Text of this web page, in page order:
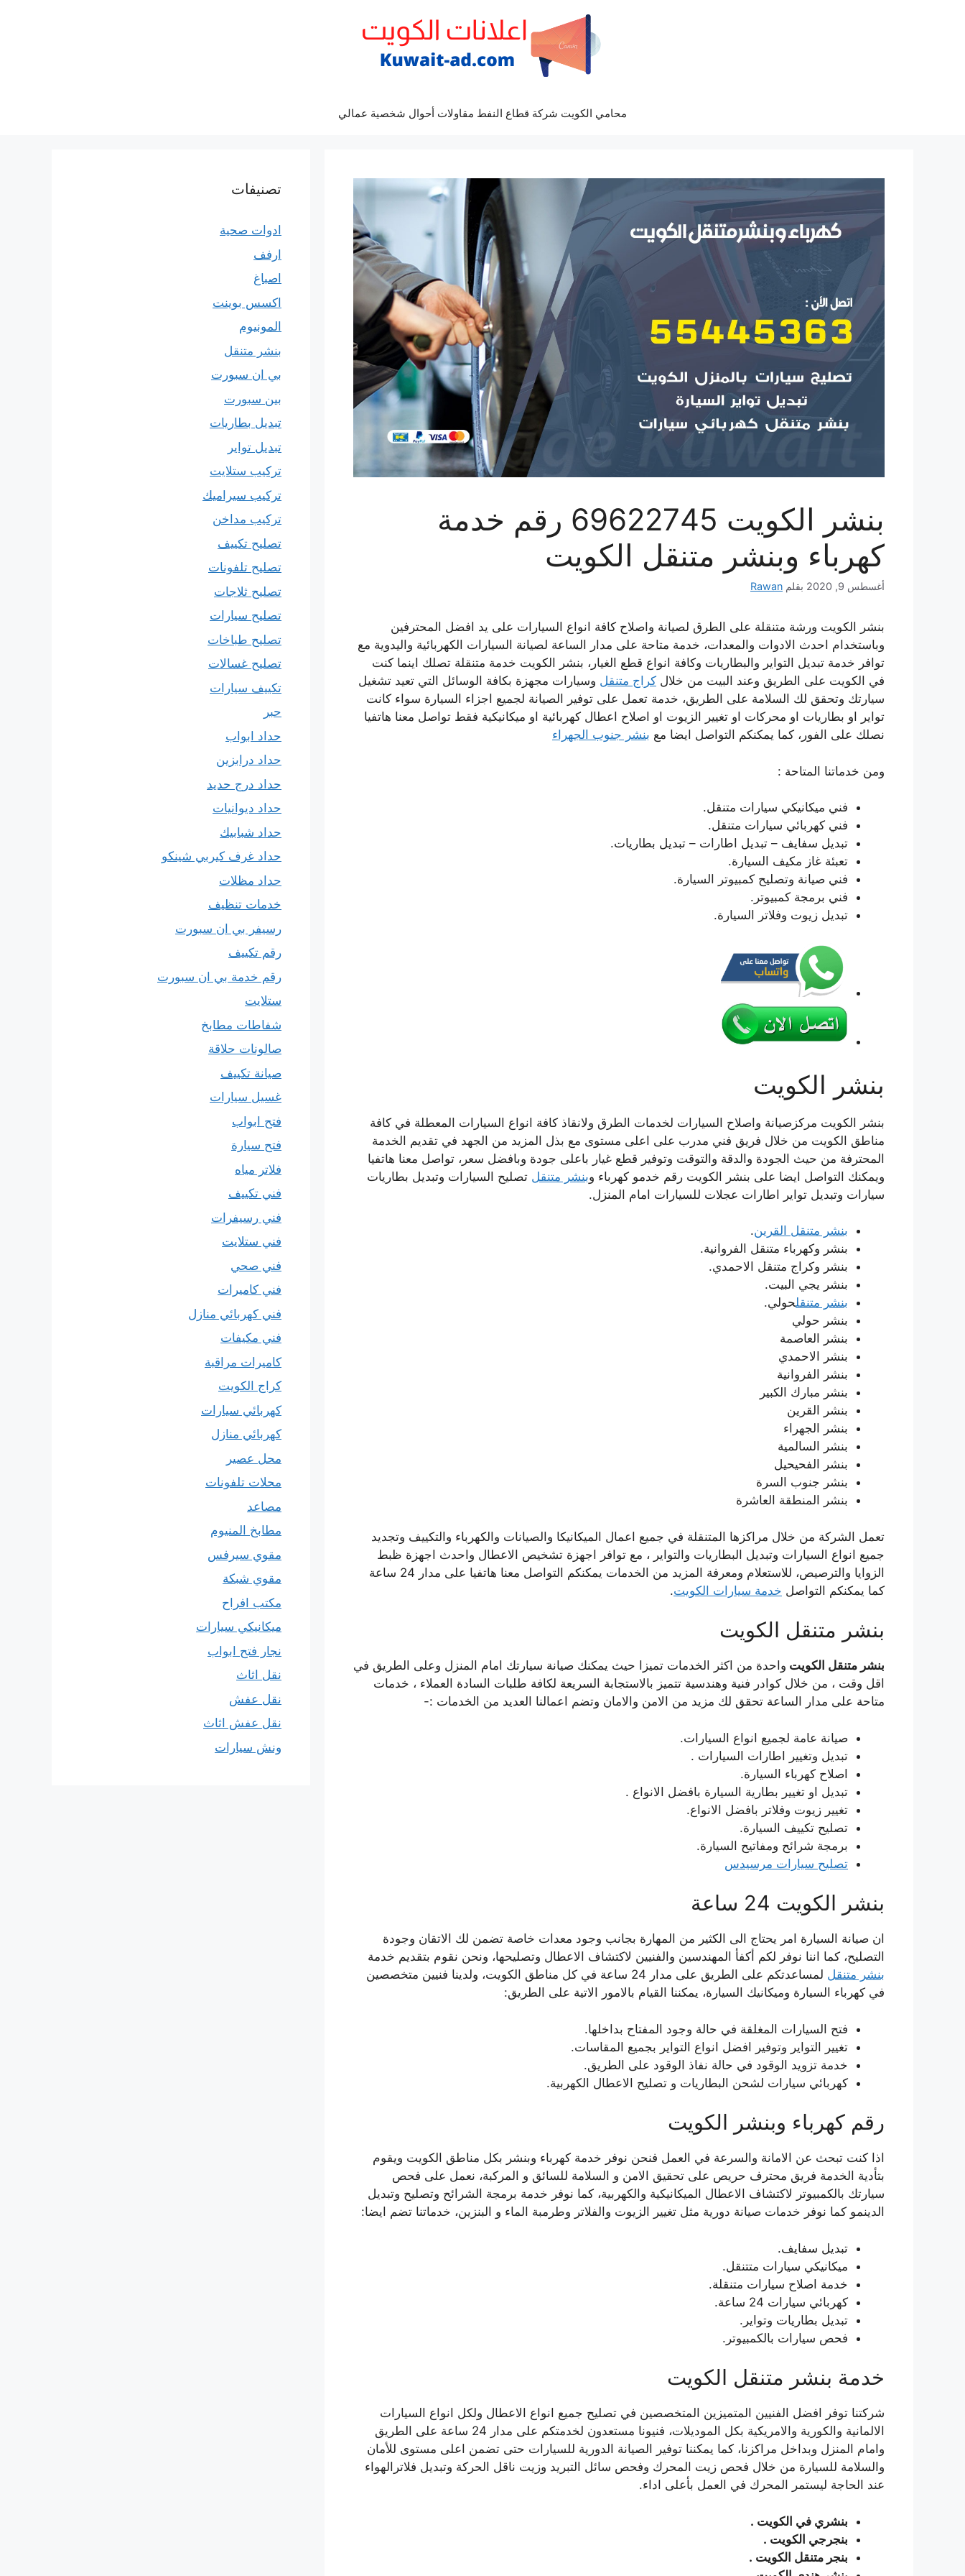
محامي الكويت شركة قطاع النفط مقاولات أحوال شخصية عمالي
بنشر الكويت 69622745 رقم خدمة
كهرباء وبنشر متنقل الكويت
أغسطس 9, 2020 بقلم Rawan
بنشر الكويت ورشة متنقلة على الطرق لصيانة واصلاح كافة انواع السيارات على يد افضل المحترفين
وباستخدام احدث الادوات والمعدات، خدمة متاحة على مدار الساعة لصيانة السيارات الكهربائية واليدوية مع
توافر خدمة تبديل التواير والبطاريات وكافة انواع قطع الغيار، بنشر الكويت خدمة متنقلة تصلك اينما كنت
في الكويت على الطريق وعند البيت من خلال كراج متنقل وسيارات مجهزة بكافة الوسائل التي تعيد تشغيل
سيارتك وتحقق لك السلامة على الطريق، خدمة تعمل على توفير الصيانة لجميع اجزاء السيارة سواء كانت
تواير او بطاريات او محركات او تغيير الزيوت او اصلاح اعطال كهربائية او ميكانيكية فقط تواصل معنا هاتفيا
نصلك على الفور، كما يمكنكم التواصل ايضا مع بنشر جنوب الجهراء
ومن خدماتنا المتاحة :
فني ميكانيكي سيارات متنقل.
فني كهربائي سيارات متنقل.
تبديل سفايف – تبديل اطارات – تبديل بطاريات.
تعبئة غاز مكيف السيارة.
فني صيانة وتصليح كمبيوتر السيارة.
فني برمجة كمبيوتر.
تبديل زيوت وفلاتر السيارة.
بنشر الكويت
بنشر الكويت مركزصيانة واصلاح السيارات لخدمات الطرق ولانقاذ كافة انواع السيارات المعطلة في كافة
مناطق الكويت من خلال فريق فني مدرب على اعلى مستوى مع بذل المزيد من الجهد في تقديم الخدمة
المحترفة من حيث الجودة والدقة والتوقت وتوفير قطع غيار باعلى جودة وبافضل سعر، تواصل معنا هاتفيا
ويمكنك التواصل ايضا على بنشر الكويت رقم خدمو كهرباء وبنشر متنقل تصليح السيارات وتبديل بطاريات
سيارات وتبديل تواير اطارات عجلات للسيارات امام المنزل.
بنشر متنقل القرين.
بنشر وكهرباء متنقل الفروانية.
بنشر وكراج متنقل الاحمدي.
بنشر يجي البيت.
بنشر متنقلحولي.
بنشر حولي
بنشر العاصمة
بنشر الاحمدي
بنشر الفروانية
بنشر مبارك الكبير
بنشر القرين
بنشر الجهراء
بنشر السالمية
بنشر الفحيحيل
بنشر جنوب السرة
بنشر المنطقة العاشرة
تعمل الشركة من خلال مراكزها المتنقلة في جميع اعمال الميكانيكا والصيانات والكهرباء والتكييف وتجديد
جميع انواع السيارات وتبديل البطاريات والتواير ، مع توافر اجهزة تشخيص الاعطال واحدث اجهزة ظبط
الزوايا والترصيص، للاستعلام ومعرفة المزيد من الخدمات يمكنكم التواصل معنا هاتفيا على مدار 24 ساعة
كما يمكنكم التواصل خدمة سيارات الكويت.
بنشر متنقل الكويت
بنشر متنقل الكويت واحدة من اكثر الخدمات تميزا حيث يمكنك صيانة سيارتك امام المنزل وعلى الطريق في
اقل وقت ، من خلال كوادر فنية وهندسية تتميز بالاستجابة السريعة لكافة طلبات السادة العملاء ، خدمات
متاحة على مدار الساعة تحقق لك مزيد من الامن والامان وتضم اعمالنا العديد من الخدمات :-
صيانة عامة لجميع انواع السيارات.
تبديل وتغيير اطارات السيارات .
اصلاح كهرباء السيارة.
تبديل او تغيير بطارية السيارة بافضل الانواع .
تغيير زيوت وفلاتر بافضل الانواع.
تصليح تكييف السيارة.
برمجة شرائح ومفاتيح السيارة.
تصليح سيارات مرسيدس
بنشر الكويت 24 ساعة
ان صيانة السيارة امر يحتاج الى الكثير من المهارة بجانب وجود معدات خاصة تضمن لك الاتقان وجودة
التصليح، كما اننا نوفر لكم أكفأ المهندسين والفنيين لاكتشاف الاعطال وتصليحها، ونحن نقوم بتقديم خدمة
بنشر متنقل
لمساعدتكم على الطريق على مدار 24 ساعة في كل مناطق الكويت، ولدينا فنيين متخصصين
في كهرباء السيارة وميكانيك السيارة، يمكننا القيام بالامور الاتية على الطريق:
فتح السيارات المغلقة في حالة وجود المفتاح بداخلها.
تغيير التواير وتوفير افضل انواع التواير بجميع المقاسات.
خدمة تزويد الوقود في حالة نفاذ الوقود على الطريق.
كهربائي سيارات لشحن البطاريات و تصليح الاعطال الكهربية.
رقم كهرباء وبنشر الكويت
اذا كنت تبحث عن الامانة والسرعة في العمل فنحن نوفر خدمة كهرباء وبنشر بكل مناطق الكويت ويقوم
بتأدية الخدمة فريق محترف حريص على تحقيق الامن و السلامة للسائق و المركبة، نعمل على فحص
سيارتك بالكمبيوتر لاكتشاف الاعطال الميكانيكية والكهربية، كما نوفر خدمة برمجة الشرائح وتصليح وتبديل
الدينمو كما نوفر خدمات صيانة دورية مثل تغيير الزيوت والفلاتر وطرمبة الماء و البنزين، خدماتنا تضم ايضا:
تبديل سفايف.
ميكانيكي سيارات متتنقل.
خدمة اصلاح سيارات متنقلة.
كهربائي سيارات 24 ساعة.
تبديل بطاريات وتواير.
فحص سيارات بالكمبيوتر.
خدمة بنشر متنقل الكويت
شركتنا توفر افضل الفنيين المتميزين المتخصصين في تصليح جميع انواع الاعطال ولكل انواع السيارات
الالمانية والكورية والامريكية بكل الموديلات، فنيونا مستعدون لخدمتكم على مدار 24 ساعة على الطريق
وامام المنزل وبداخل مراكزنا، كما يمكننا توفير الصيانة الدورية للسيارات حتى تضمن اعلى مستوى للأمان
والسلامة للسيارة من خلال فحص زيت المحرك وفحص سائل التبريد وزيت ناقل الحركة وتبديل فلاترالهواء
عند الحاجة ليستمر المحرك في العمل بأعلى اداء.
بنشري في الكويت .
بنجرجي الكويت .
بنجر متنقل الكويت .
تصنيفات
ادوات صحية
ارفف
اصباغ
اكسس بوينت
المونيوم
بنشر متنقل
بي ان سبورت
بين سبورت
تبديل بطاريات
تبديل تواير
تركيب ستلايت
تركيب سيراميك
تركيب مداخن
تصليح تكييف
تصليح تلفونات
تصليح ثلاجات
تصليح سيارات
تصليح طباخات
تصليح غسالات
تكييف سيارات
حبر
حداد ابواب
حداد درابزين
حداد درج حديد
حداد ديوانيات
حداد شبابيك
حداد غرف كيربي شينكو
حداد مظلات
خدمات تنظيف
رسيفر بي ان سبورت
رقم تكييف
رقم خدمة بي ان سبورت
ستلايت
شفاطات مطابخ
صالونات حلاقة
صيانة تكييف
غسيل سيارات
فتح ابواب
فتح سيارة
فلاتر مياه
فني تكييف
فني رسيفرات
فني ستلايت
فني صحي
فني كاميرات
فني كهربائي منازل
فني مكيفات
كاميرات مراقبة
كراج الكويت
كهربائي سيارات
كهربائي منازل
محل عصير
محلات تلفونات
مصاعد
مطابخ المنيوم
مقوي سيرفس
مقوي شبكة
مكتب افراح
ميكانيكي سيارات
نجار فتح ابواب
نقل اثاث
نقل عفش
نقل عفش اثاث
ونش سيارات